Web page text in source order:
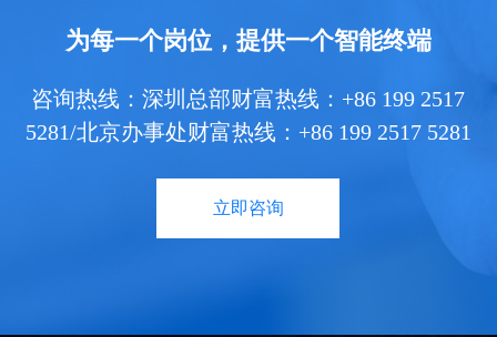
为每一个岗位，提供一个智能终端
咨询热线：深圳总部财富热线：+86 199 2517
5281/北京办事处财富热线：+86 199 2517 5281
立即咨询